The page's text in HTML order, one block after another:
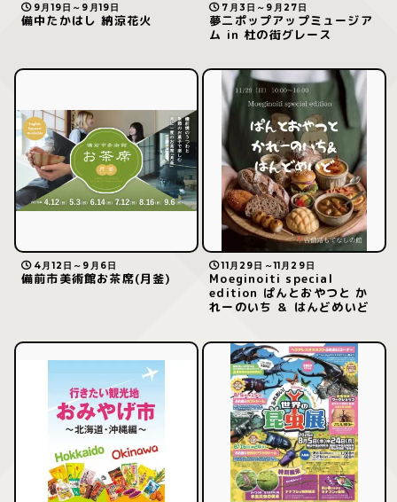
9月19日～9月19日
備中たかはし 納涼花火
7月3日～9月27日
夢二ポップアップミュージア
ム in 杜の街グレース
4月12日～9月6日
備前市美術館お茶席(月釜)
11月29日～11月29日
Moeginoiti special
edition ぱんとおやつと か
れーのいち ＆ はんどめいど